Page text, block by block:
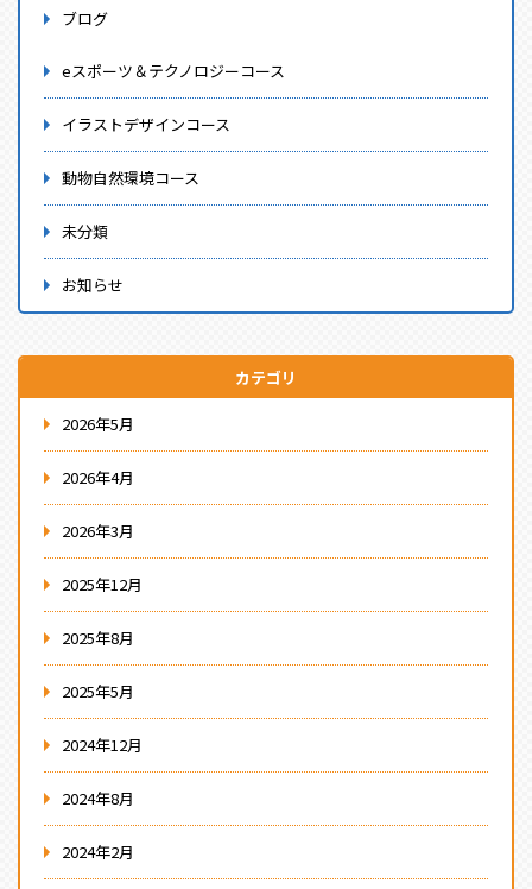
ブログ
eスポーツ＆テクノロジーコース
イラストデザインコース
動物自然環境コース
未分類
お知らせ
カテゴリ
2026年5月
2026年4月
2026年3月
2025年12月
2025年8月
2025年5月
2024年12月
2024年8月
2024年2月